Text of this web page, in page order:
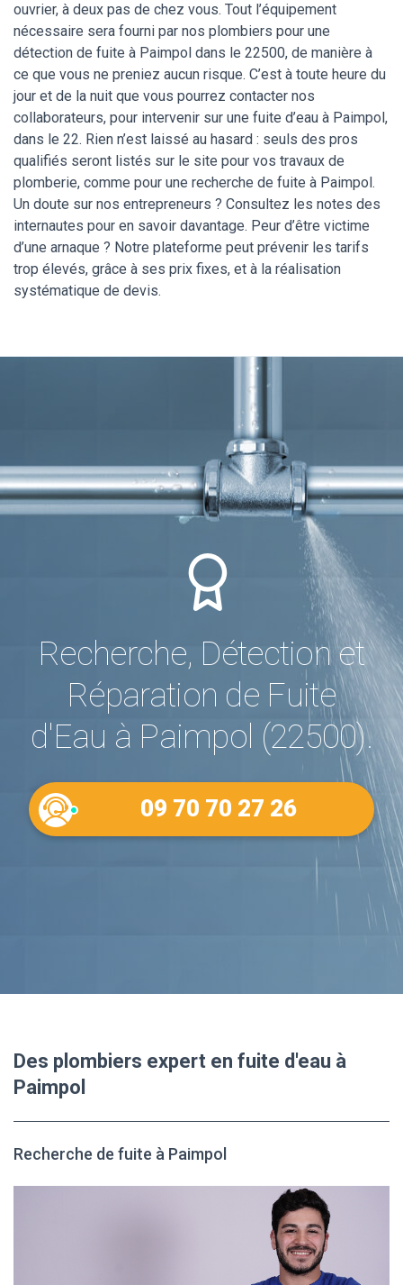
ouvrier, à deux pas de chez vous. Tout l’équipement
nécessaire sera fourni par nos plombiers pour une
détection de fuite à Paimpol dans le 22500, de manière à
ce que vous ne preniez aucun risque. C’est à toute heure du
jour et de la nuit que vous pourrez contacter nos
collaborateurs, pour intervenir sur une fuite d’eau à Paimpol,
dans le 22. Rien n’est laissé au hasard : seuls des pros
qualifiés seront listés sur le site pour vos travaux de
plomberie, comme pour une recherche de fuite à Paimpol.
Un doute sur nos entrepreneurs ? Consultez les notes des
internautes pour en savoir davantage. Peur d’être victime
d’une arnaque ? Notre plateforme peut prévenir les tarifs
trop élevés, grâce à ses prix fixes, et à la réalisation
systématique de devis.
Recherche, Détection et
Réparation de Fuite
d'Eau à Paimpol (22500).
09 70 70 27 26
Des plombiers expert en fuite d'eau à
Paimpol
Recherche de fuite à Paimpol